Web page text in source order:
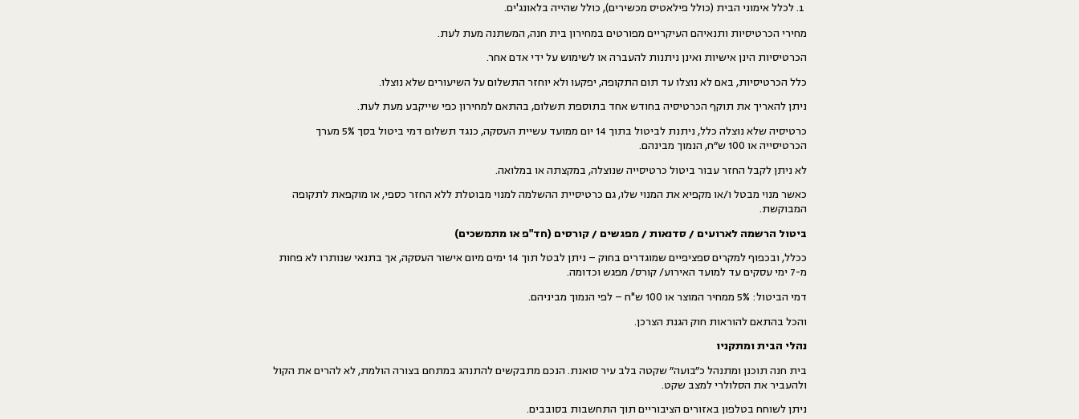
לכלל אימוני הבית (כולל פילאטיס מכשירים), כולל שהייה בלאונג'ים.
מחירי הכרטיסיות ותנאיהם העיקריים מפורטים במחירון בית חנה, המשתנה מעת לעת.
הכרטיסיות הינן אישיות ואינן ניתנות להעברה או לשימוש על ידי אדם אחר.
כלל הכרטיסיות, באם לא נוצלו עד תום התקופה, יפקעו ולא יוחזר התשלום על השיעורים שלא נוצלו.
ניתן להאריך את תוקף הכרטיסיה בחודש אחד בתוספת תשלום, בהתאם למחירון כפי שייקבע מעת לעת.
כרטיסיה שלא נוצלה כלל, ניתנת לביטול בתוך 14 יום ממועד עשיית העסקה, כנגד תשלום דמי ביטול בסך 5% מערך
הכרטיסייה או 100 ש״ח, הנמוך מבינהם.
לא ניתן לקבל החזר עבור ביטול כרטיסייה שנוצלה, במקצתה או במלואה.
כאשר מנוי מבטל ו/או מקפיא את המנוי שלו, גם כרטיסיית ההשלמה למנוי מבוטלת ללא החזר כספי, או מוקפאת לתקופה
המבוקשת.
ביטול הרשמה לארועים / סדנאות / מפגשים / קורסים (חד"פ או מתמשכים)
ככלל, ובכפוףלמקרים ספציפיים שמוגדרים בחוק – ניתן לבטל תוך 14 ימים מיום אישור העסקה, אך בתנאי שנותרו לא פחות
מ-7 ימי עסקים עד למועד האירוע/ קורס/ מפגש וכדומה.
דמי הביטול: 5% ממחיר המוצר או 100 ש"ח – לפי הנמוך מביניהם.
והכל בהתאם להוראות חוק הגנת הצרכן.
נהלי הבית ומתקניו
בית חנה תוכנן ומתנהל כ״בועה״ שקטה בלב עיר סואנת. הנכם מתבקשים להתנהג במתחם בצורה הולמת, לא להרים את הקול
ולהעביר את הסלולרי למצב שקט.
ניתן לשוחח בטלפון באזורים הציבוריים תוך התחשבות בסובבים.